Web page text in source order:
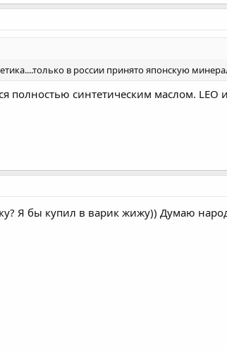
в россии принято японскую
полностью синтетическим маслом.
Я бы купил в варик жижу)) Думаю